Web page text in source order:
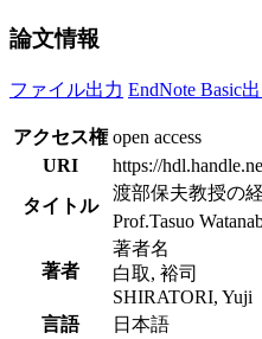
論文情報
ファイル出力 EndNote Basic
アクセス権 open access
URI
https://
タイトル
渡部保夫教授の
Prof.Tasuo
著者
著者名
白取, 裕司
SHIRATORI, Yuji
言語
日本語